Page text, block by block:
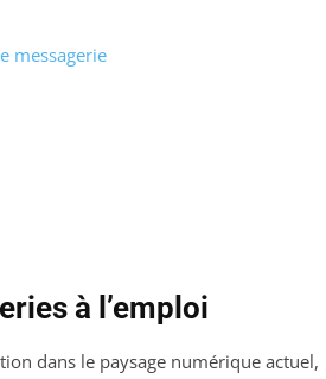
messagerie
à l’emploi
dans le paysage numérique actuel,